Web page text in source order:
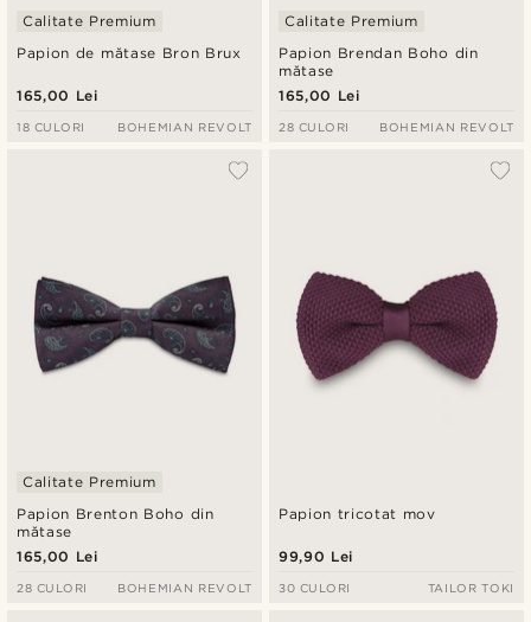
Papion de mătase Bron Brux
Calitate Premium
165,00 Lei
18 CULORI BOHEMIAN REVOLT
Papion Brendan Boho din
mătase
Calitate Premium
165,00 Lei
28 CULORI BOHEMIAN REVOLT
Papion Brenton Boho din
mătase
Calitate Premium
165,00 Lei
28 CULORI BOHEMIAN REVOLT
Papion tricotat mov
99,90 Lei
30 CULORI TAILOR TOKI